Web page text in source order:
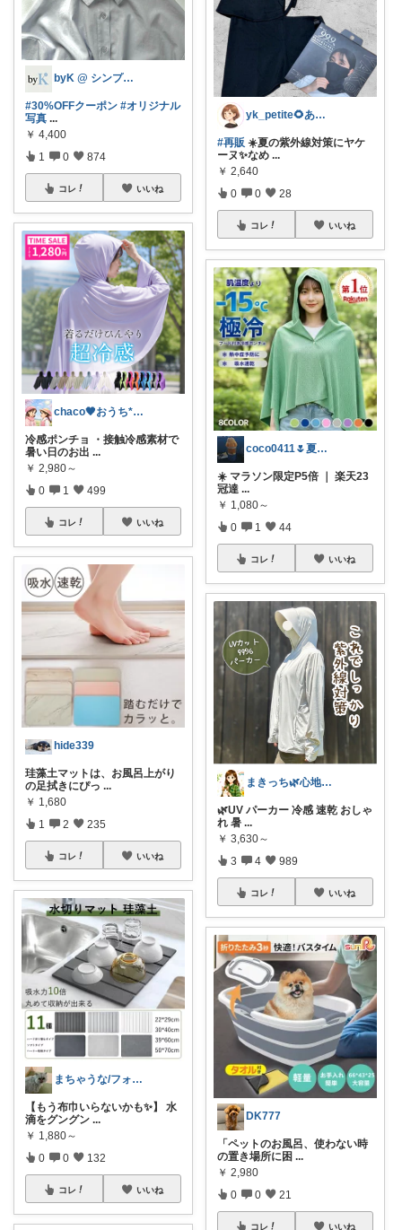
byK @ シンプル好き
#30%OFFクーポン #オリジナル
写真 ...
￥ 4,400
1 0 874
コレ いいね
chaco🖤おうち*子育て*ママグッズ
冷感ポンチョ ・接触冷感素材で
暑い日のお出 ...
￥ 2,980～
0 1 499
コレ いいね
hide339
珪藻土マットは、お風呂上がり
の足拭きにぴっ ...
￥ 1,680
1 2 235
コレ いいね
まちゃうな/フォロワー様から購入
【もう布巾いらないかも✨】 水
滴をグングン ...
￥ 1,880～
0 0 132
コレ いいね
yk_petite🌻ありがとう😊
#再販 ☀️夏の紫外線対策にヤケ
ーヌ✨なめ ...
￥ 2,640
0 0 28
コレ いいね
coco0411🌷夏グッズ色々🌻
☀️ マラソン限定P5倍 ｜ 楽天23
冠達 ...
￥ 1,080～
0 1 44
コレ いいね
まきっち🌿心地よい暮らし🌿
🌿UV パーカー 冷感 速乾 おしゃ
れ 暑 ...
￥ 3,630～
3 4 989
コレ いいね
DK777
「ペットのお風呂、使わない時
の置き場所に困 ...
￥ 2,980
0 0 21
コレ いいね